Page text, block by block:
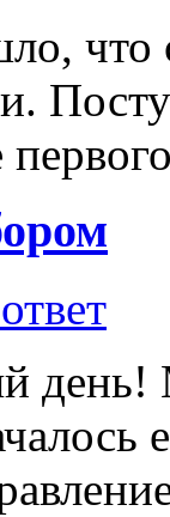
что
день!